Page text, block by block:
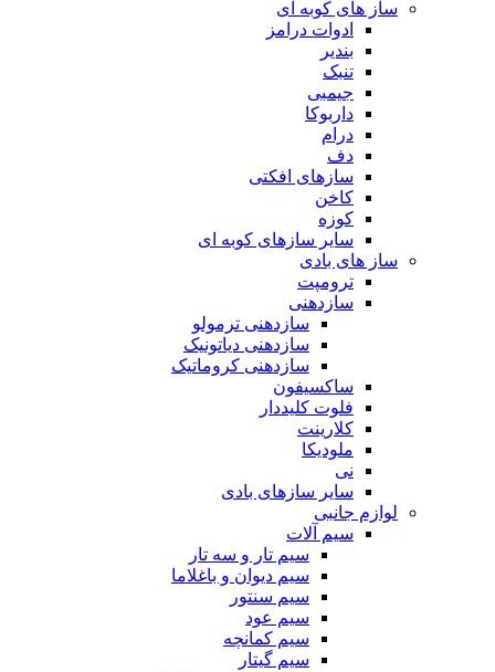
ساز های کوبه ای
ادوات درامز
بندیر
تنبک
جیمبی
داربوکا
درام
دف
سازهای افکتی
کاخن
کوزه
سایر سازهای کوبه ای
ساز های بادی
ترومپت
سازدهنی
سازدهنی ترمولو
سازدهنی دیاتونیک
سازدهنی کروماتیک
ساکسیفون
فلوت کلیددار
کلارینت
ملودیکا
نی
سایر سازهای بادی
لوازم جانبی
سیم آلات
سیم تار و سه تار
سیم دیوان و باغلاما
سیم سنتور
سیم عود
سیم کمانچه
سیم گیتار